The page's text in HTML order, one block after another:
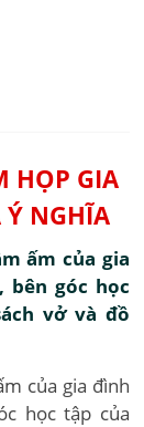
HỌP GIA
NGHĨA
ấm của gia
bên góc học
vở và đồ
của gia đình
học tập của